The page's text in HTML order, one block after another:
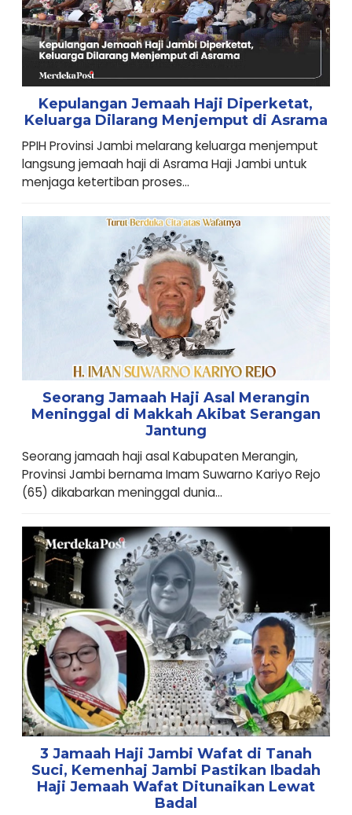
Kepulangan Jemaah Haji Diperketat,
Keluarga Dilarang Menjemput di Asrama
PPIH Provinsi Jambi melarang keluarga menjemput
langsung jemaah haji di Asrama Haji Jambi untuk
menjaga ketertiban proses...
Seorang Jamaah Haji Asal Merangin
Meninggal di Makkah Akibat Serangan
Jantung
Seorang jamaah haji asal Kabupaten Merangin,
Provinsi Jambi bernama Imam Suwarno Kariyo Rejo
(65) dikabarkan meninggal dunia...
3 Jamaah Haji Jambi Wafat di Tanah
Suci, Kemenhaj Jambi Pastikan Ibadah
Haji Jemaah Wafat Ditunaikan Lewat
Badal